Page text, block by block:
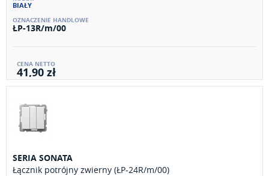
BIAŁY
ŁP-13R/m/00
41,90 zł
SERIA SONATA
Łącznik potrójny zwierny (ŁP-24R/m/00)